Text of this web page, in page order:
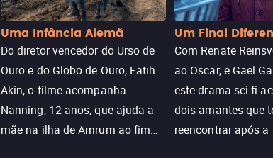
Uma Infância Alemã
Do diretor vencedor do Urso de
Ouro e do Globo de Ouro, Fatih
Akin, o filme acompanha
Nanning, 12 anos, que ajuda a
mãe na ilha de Amrum ao fim
Um Final
Com Renate
ao Oscar, e Gael
este drama sci-fi
dois amantes que
reencontrar após